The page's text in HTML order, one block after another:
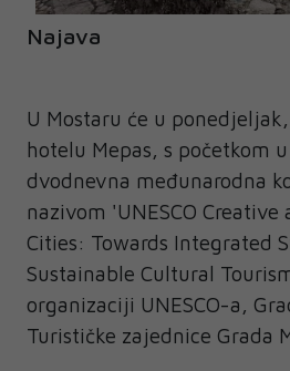
Najava
U Mostaru će u
hotelu Mepas, s početkom
dvodnevna međunarodna
nazivom 'UNESCO
Cities: Towards Integrated
Sustainable Cultural
organizaciji UNESCO-a,
Turističke zajednice Grada